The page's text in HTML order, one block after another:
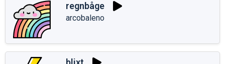
regnbåge
arcobaleno